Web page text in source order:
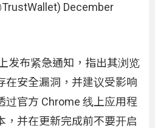
December
发布紧急通知，指出其浏览
在安全漏洞，并建议受影响
过官方 Chrome 线上应用程
，并在更新完成前不要开启